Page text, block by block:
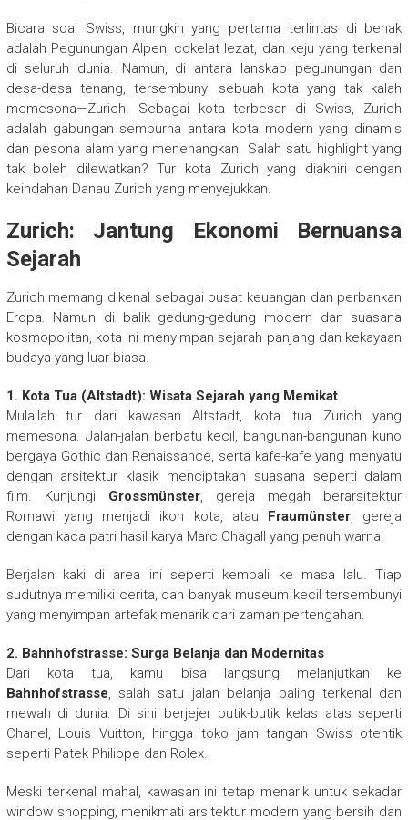
Bicara soal Swiss, mungkin yang pertama terlintas di benak
adalah Pegunungan Alpen, cokelat lezat, dan keju yang terkenal
di seluruh dunia. Namun, di antara lanskap pegunungan dan
desa-desa tenang, tersembunyi sebuah kota yang tak kalah
memesona—Zurich. Sebagai kota terbesar di Swiss, Zurich
adalah gabungan sempurna antara kota modern yang dinamis
dan pesona alam yang menenangkan. Salah satu highlight yang
tak boleh dilewatkan? Tur kota Zurich yang diakhiri dengan
keindahan Danau Zurich yang menyejukkan.
Zurich: Jantung Ekonomi Bernuansa
Sejarah
Zurich memang dikenal sebagai pusat keuangan dan perbankan
Eropa. Namun di balik gedung-gedung modern dan suasana
kosmopolitan, kota ini menyimpan sejarah panjang dan kekayaan
budaya yang luar biasa.
1. Kota Tua (Altstadt): Wisata Sejarah yang Memikat
Mulailah tur dari kawasan Altstadt, kota tua Zurich yang
memesona. Jalan-jalan berbatu kecil, bangunan-bangunan kuno
bergaya Gothic dan Renaissance, serta kafe-kafe yang menyatu
dengan arsitektur klasik menciptakan suasana seperti dalam
film. Kunjungi Grossmünster, gereja megah berarsitektur
Romawi yang menjadi ikon kota, atau
Fraumünster, gereja
dengan kaca patri hasil karya Marc Chagall yang penuh warna.
Berjalan kaki di area ini seperti kembali ke masa lalu. Tiap
sudutnya memiliki cerita, dan banyak museum kecil tersembunyi
yang menyimpan artefak menarik dari zaman pertengahan.
2. Bahnhofstrasse: Surga Belanja dan Modernitas
Dari kota tua, kamu bisa langsung melanjutkan ke
Bahnhofstrasse, salah satu jalan belanja paling terkenal dan
mewah di dunia. Di sini berjejer butik-butik kelas atas seperti
Chanel, Louis Vuitton, hingga toko jam tangan Swiss otentik
seperti Patek Philippe dan Rolex.
Meski terkenal mahal, kawasan ini tetap menarik untuk sekadar
window shopping, menikmati arsitektur modern yang bersih dan